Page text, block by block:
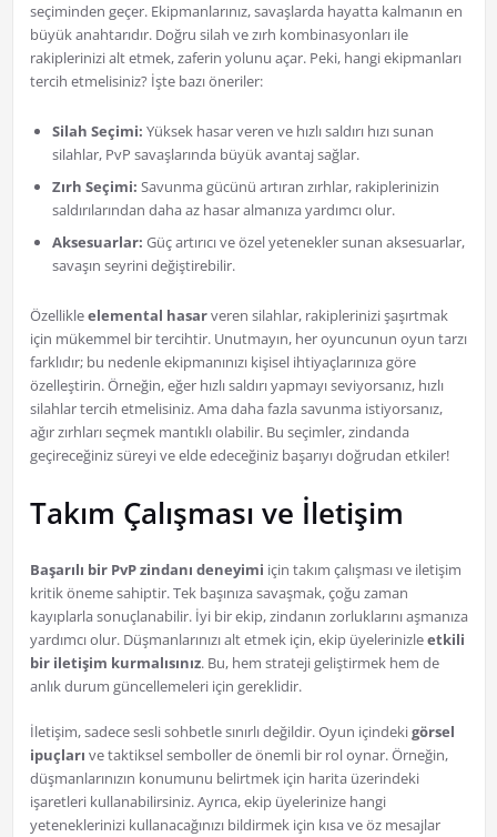
seçiminden geçer. Ekipmanlarınız, savaşlarda hayatta kalmanın en
büyük anahtarıdır. Doğru silah ve zırh kombinasyonları ile
rakiplerinizi alt etmek, zaferin yolunu açar. Peki, hangi ekipmanları
tercih etmelisiniz? İşte bazı öneriler:
Silah Seçimi: Yüksek hasar veren ve hızlı saldırı hızı sunan
silahlar, PvP savaşlarında büyük avantaj sağlar.
Zırh Seçimi: Savunma gücünü artıran zırhlar, rakiplerinizin
saldırılarından daha az hasar almanıza yardımcı olur.
Aksesuarlar: Güç artırıcı ve özel yetenekler sunan aksesuarlar,
savaşın seyrini değiştirebilir.
Özellikleelemental hasarveren silahlar, rakiplerinizi şaşırtmak
için mükemmel bir tercihtir. Unutmayın, her oyuncunun oyun tarzı
farklıdır; bu nedenle ekipmanınızı kişisel ihtiyaçlarınıza göre
özelleştirin. Örneğin, eğer hızlı saldırı yapmayı seviyorsanız, hızlı
silahlar tercih etmelisiniz. Ama daha fazla savunma istiyorsanız,
ağır zırhları seçmek mantıklı olabilir. Bu seçimler, zindanda
geçireceğiniz süreyi ve elde edeceğiniz başarıyı doğrudan etkiler!
Takım Çalışması ve İletişim
Başarılı bir PvP zindanı deneyimi için takım çalışması ve iletişim
kritik öneme sahiptir. Tek başınıza savaşmak, çoğu zaman
kayıplarla sonuçlanabilir. İyi bir ekip, zindanın zorluklarını aşmanıza
yardımcı olur. Düşmanlarınızı alt etmek için, ekip üyelerinizleetkili
bir iletişim kurmalısınız. Bu, hem strateji geliştirmek hem de
anlık durum güncellemeleri için gereklidir.
İletişim, sadece sesli sohbetle sınırlı değildir. Oyun içindekigörsel
ipuçları ve taktiksel semboller de önemli bir rol oynar. Örneğin,
düşmanlarınızın konumunu belirtmek için harita üzerindeki
işaretleri kullanabilirsiniz. Ayrıca, ekip üyelerinize hangi
yeteneklerinizi kullanacağınızı bildirmek için kısa ve öz mesajlar